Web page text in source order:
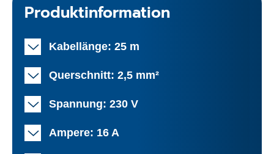
Produktinformation
Kabellänge: 25 m
Querschnitt: 2,5 mm²
Spannung: 230 V
Ampere: 16 A